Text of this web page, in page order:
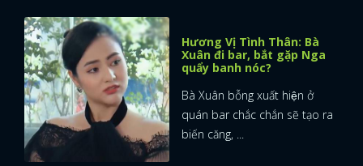
Hương Vị Tình Thân: Bà
Xuân đi bar, bắt gặp Nga
quẩy banh nóc?
Bà Xuân bỗng xuất hiện ở
quán bar chắc chắn sẽ tạo ra
biến căng, ...